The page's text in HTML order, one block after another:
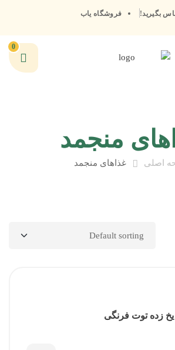
فروشگاه یاب
0
منجمد
اصلی غذاهای منجمد
زده توت فرنگی